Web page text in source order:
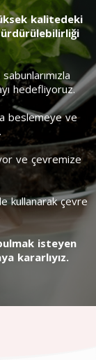
kalitedeki
hedefliyoruz.
beslemeye ve
ve çevremize
kullanarak çevre
isteyen
kararlıyız.